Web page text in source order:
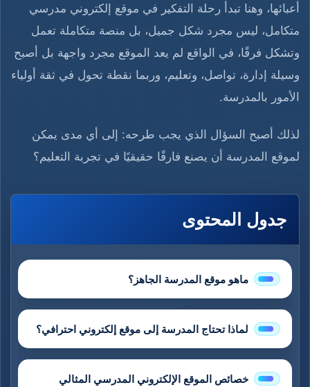
أعبائها، وهنا تبدأ رحلة التفكير في موقع إلكتروني مدرسي
متكامل، ليس مجرد شكل جميل، بل منصة متكاملة تعمل
وتشكل فرقًا، في الواقع لم يعد الموقع مجرد واجهة بل أصبح
وسيلة إدارة، تواصل، وتعليم، وربما نقطة تحول في ثقة أولياء
الأمور بالمدرسة.
لذلك أصبح السؤال الذي يجب طرحه: إلى أي مدى يمكن
لموقع المدرسة أن يصنع فارقًا حقيقيًا في تجربة التعليم؟
جدول المحتوى
ماهو موقع المدرسة الجاهز؟
لماذا تحتاج المدرسة إلى موقع إلكتروني احترافي؟
خصائص الموقع الإلكتروني المدرسي المثالي